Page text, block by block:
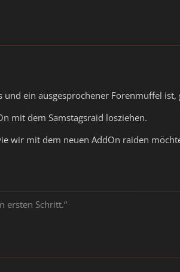
und ein ausgesprochener Forenmuffel
mit dem Samstagsraid losziehen.
wir mit dem neuen AddOn raiden
ersten Schritt.“